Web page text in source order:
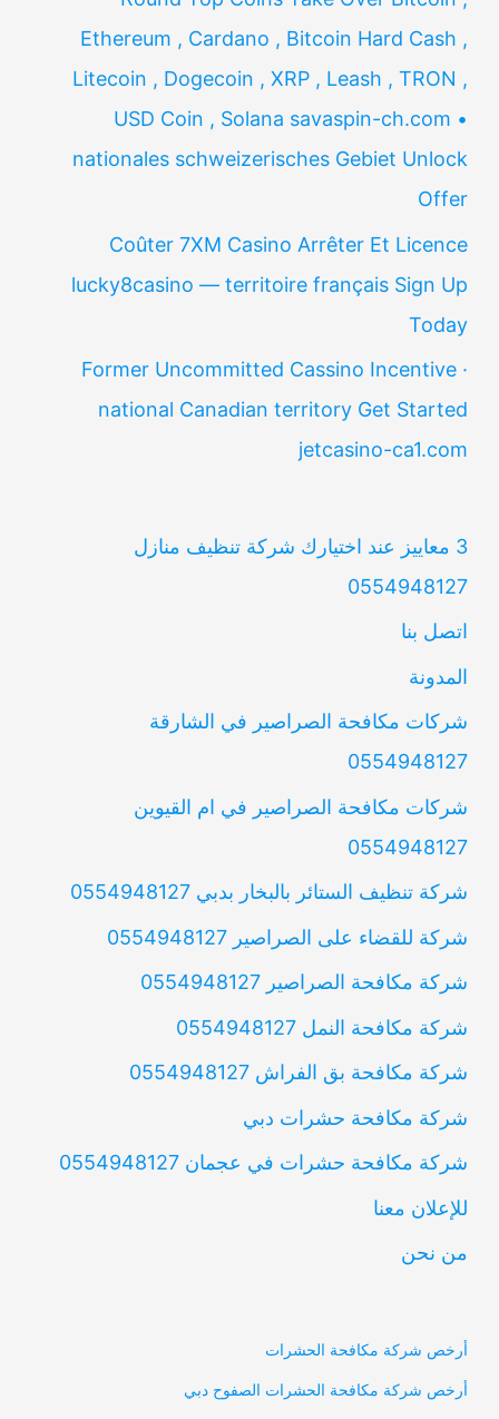
Ethereum , Cardano , Bitcoin Hard Cash ,
Litecoin , Dogecoin , XRP , Leash , TRON ,
USD Coin , Solana savaspin-ch.com •
nationales schweizerisches Gebiet Unlock
Offer
Coûter 7XM Casino Arrêter Et Licence
lucky8casino — territoire français Sign Up
Today
Former Uncommitted Cassino Incentive ·
national Canadian territory Get Started
jetcasino-ca1.com
3 معاييز عند اختيارك شركة تنظيف منازل
0554948127
اتصل بنا
المدونة
شركات مكافحة الصراصير في الشارقة
0554948127
شركات مكافحة الصراصير في ام القيوين
0554948127
شركة تنظيف الستائر بالبخار بدبي 0554948127
شركة للقضاء على الصراصير 0554948127
شركة مكافحة الصراصير 0554948127
شركة مكافحة النمل 0554948127
شركة مكافحة بق الفراش 0554948127
شركة مكافحة حشرات دبي
شركة مكافحة حشرات في عجمان 0554948127
للإعلان معنا
من نحن
أرخص شركة مكافحة الحشرات
أرخص شركة مكافحة الحشرات الصفوح دبي